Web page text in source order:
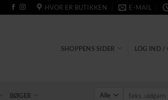
HVOR ER BUTIKKEN E-MAIL
SHOPPENS SIDER LOG IND /
BØGER
Søg